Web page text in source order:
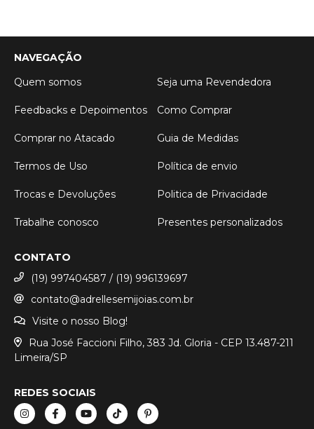
NAVEGAÇÃO
Quem somos
Seja uma Revendedora
Feedbacks e Depoimentos Como Comprar
Comprar no Atacado Guia de Medidas
Termos de Uso Política de envio
Trocas e Devoluções Politica de Privacidade
Trabalhe conosco Presentes personalizados
CONTATO
(19) 997404587 / (19) 996139697
contato@adrellesemijoias.com.br
Visite o nosso Blog!
Rua José Faccioni Filho, 383 Jd. Gloria - CEP 13.487-211
Limeira/SP
REDES SOCIAIS